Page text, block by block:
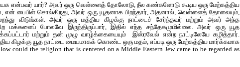
என்பவர் யார்? அவர் ஒரு வெள்ளைத் தோலோடு, நீல கண்களோடு கூடிய ஒரு மேற்கத்திய
என் பைபிள் சொல்கிறது, அவர் ஒரு யூதனாக பிறந்தார், அதனால், வெள்ளைத் தோலையும்,
விடுங்கள். அவர் ஒரு மத்திய கிழக்கு நாட்டைச் சேர்ந்தவர் மற்றும் அவர் அந்த
மக்களைப் போலவே இருந்திருப்பார், இதில் எந்த சந்தேகமுமில்லை. அவர் ஒரு யூத
மற்றும் தன் முழு வாழ்க்கையையும் இஸ்ரவேல் என்ற நாட்டிலேயே கழித்தார்.
கிழக்கு யூத நாட்டை மையமாகக் கொண்ட‌ ஒரு மதம், எப்படி ஒரு மேற்கத்திய மார்க்கமாக
could the religion that is centered on a Middle Eastern Jew came to be regarded as